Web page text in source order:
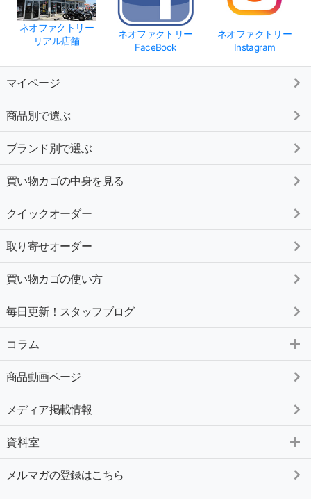
ネオファクトリー
リアル店舗
ネオファクトリー
FaceBook
ネオファクトリー
Instagram
マイページ
商品別で選ぶ
ブランド別で選ぶ
買い物カゴの中身を見る
クイックオーダー
取り寄せオーダー
買い物カゴの使い方
毎日更新！スタッフブログ
コラム
商品動画ページ
メディア掲載情報
資料室
メルマガの登録はこちら